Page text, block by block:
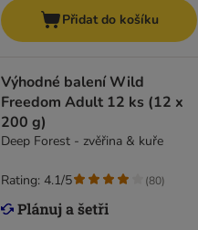
Přidat do košíku
Výhodné balení Wild
Freedom Adult 12 ks (12 x
200 g)
Deep Forest - zvěřina & kuře
Rating: 4.1/5 (80)